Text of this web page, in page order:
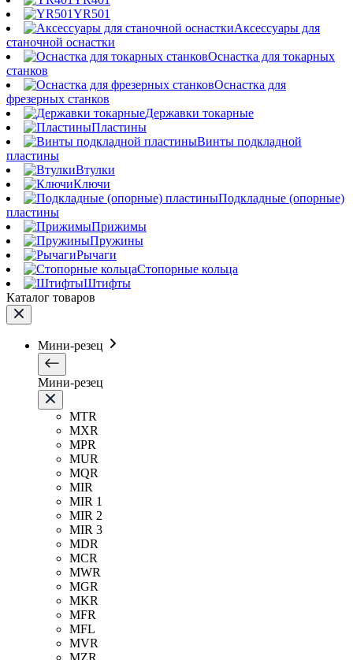
YR501
Аксессуары для
станочной оснастки
Оснастка для токарных
станков
Оснастка для
фрезерных станков
Державки токарные
Пластины
Винты подкладной
пластины
Втулки
Ключи
Подкладные (опорные)
пластины
Прижимы
Пружины
Рычаги
Стопорные кольца
Штифты
Каталог товаров
Мини-резец
Мини-резец
MTR
MXR
MPR
MUR
MQR
MIR
MIR 1
MIR 2
MIR 3
MDR
MCR
MWR
MGR
MKR
MFR
MFL
MVR
MZR